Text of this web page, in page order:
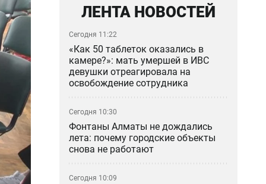
ЛЕНТА НОВОСТЕЙ
Сегодня 11:22
«Как 50 таблеток оказались в
камере?»: мать умершей в ИВС
девушки отреагировала на
освобождение сотрудника
Сегодня 10:30
Фонтаны Алматы не дождались
лета: почему городские объекты
снова не работают
Сегодня 10:09